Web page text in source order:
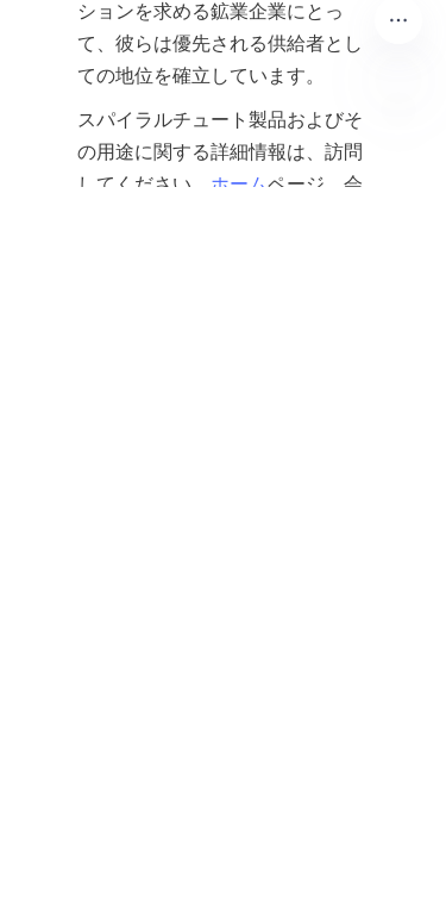
ションを求める鉱業企業にとっ
て、彼らは優先される供給者とし
ての地位を確立しています。
スパイラルチュート製品およびそ
の用途に関する詳細情報は、訪問
してください。 ホームページ。会